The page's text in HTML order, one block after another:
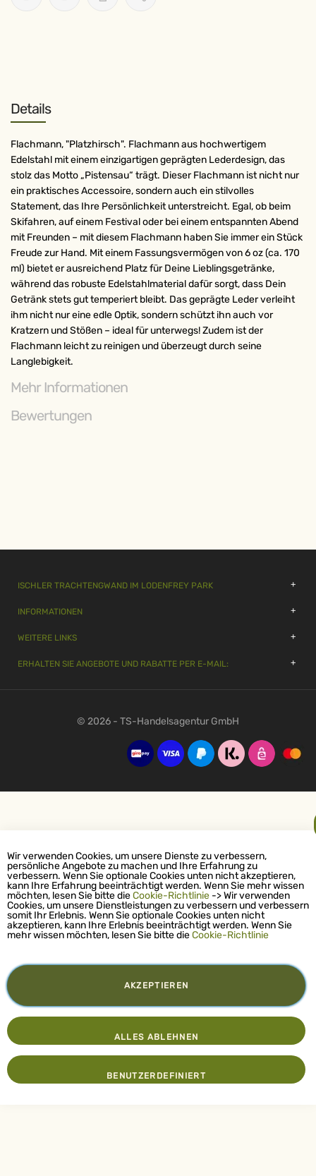
Details
Flachmann, "Platzhirsch". Flachmann aus hochwertigem
Edelstahl mit einem einzigartigen geprägten Lederdesign, das
stolz das Motto „Pistensau“ trägt. Dieser Flachmann ist nicht nur
ein praktisches Accessoire, sondern auch ein stilvolles
Statement, das Ihre Persönlichkeit unterstreicht. Egal, ob beim
Skifahren, auf einem Festival oder bei einem entspannten Abend
mit Freunden – mit diesem Flachmann haben Sie immer ein Stück
Freude zur Hand. Mit einem Fassungsvermögen von 6 oz (ca. 170
ml) bietet er ausreichend Platz für Deine Lieblingsgetränke,
während das robuste Edelstahlmaterial dafür sorgt, dass Dein
Getränk stets gut temperiert bleibt. Das geprägte Leder verleiht
ihm nicht nur eine edle Optik, sondern schützt ihn auch vor
Kratzern und Stößen – ideal für unterwegs! Zudem ist der
Flachmann leicht zu reinigen und überzeugt durch seine
Langlebigkeit.
Mehr Informationen
Bewertungen
ISCHLER TRACHTENGWAND IM LODENFREY PARK
INFORMATIONEN
WEITERE LINKS
ERHALTEN SIE ANGEBOTE UND RABATTE PER E-MAIL:
© 2026 - TS-Handelsagentur GmbH
Wir verwenden Cookies, um unsere Dienste zu verbessern,
persönliche Angebote zu machen und Ihre Erfahrung zu
verbessern. Wenn Sie optionale Cookies unten nicht akzeptieren,
kann Ihre Erfahrung beeinträchtigt werden. Wenn Sie mehr wissen
möchten, lesen Sie bitte dieCookie-Richtlinie -> Wir verwenden
Cookies, um unsere Dienstleistungen zu verbessern und verbessern
somit Ihr Erlebnis. Wenn Sie optionale Cookies unten nicht
akzeptieren, kann Ihre Erlebnis beeinträchtigt werden. Wenn Sie
mehr wissen möchten, lesen Sie bitte dieCookie-Richtlinie
AKZEPTIEREN
BENUTZERDEFINIERT
ALLES ABLEHNEN